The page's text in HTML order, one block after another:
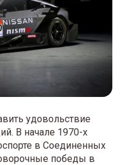
удовольствие
В начале 1970-х
в Соединенных
победы в